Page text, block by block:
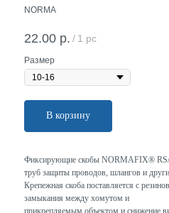
NORMA
22.00 р. / 1 pc
Размер
В корзину
Фиксирующие скобы NORMAFIX® RS/
труб защиты проводов, шлангов и
Крепежная скоба поставляется с
замыкания между хомутом и